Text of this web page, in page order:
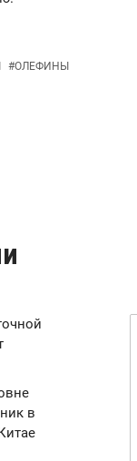
#ОЛЕФИНЫ
в